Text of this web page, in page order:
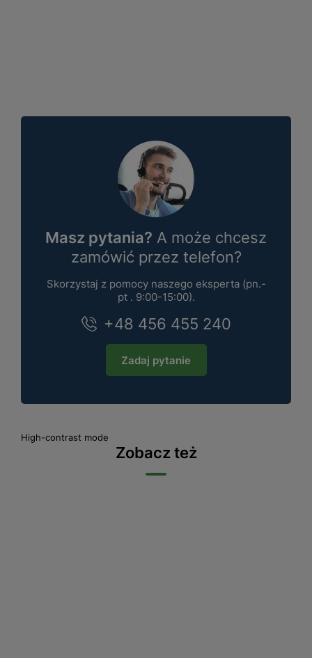
Masz pytania? A może chcesz
zamówić przez telefon?
Skorzystaj z pomocy naszego eksperta (pn.-
pt . 9:00-15:00).
+48 456 455 240
Zadaj pytanie
High-contrast mode
Zobacz też